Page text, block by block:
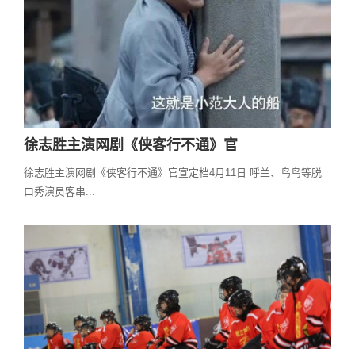
徐志胜主演网剧《侠客行不通》官
徐志胜主演网剧《侠客行不通》官宣定档4月11日 呼兰、鸟鸟等脱
口秀演员客串...